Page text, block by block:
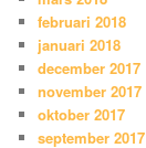
februari 2018
januari 2018
december 2017
november 2017
oktober 2017
september 2017